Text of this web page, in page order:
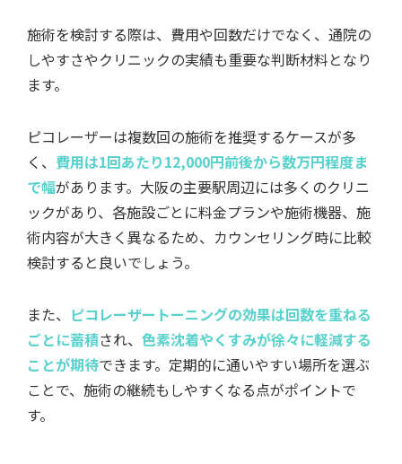
施術を検討する際は、費用や回数だけでなく、通院の
しやすさやクリニックの実績も重要な判断材料となり
ます。
ピコレーザーは複数回の施術を推奨するケースが多
く、 費用は1回あたり12,000円前後から数万円程度ま
で幅があります。大阪の主要駅周辺には多くのクリニ
ックがあり、各施設ごとに料金プランや施術機器、施
術内容が大きく異なるため、カウンセリング時に比較
検討すると良いでしょう。
また、 ピコレーザートーニングの効果は回数を重ねる
ごとに蓄積され、 色素沈着やくすみが徐々に軽減する
ことが期待できます。定期的に通いやすい場所を選ぶ
ことで、施術の継続もしやすくなる点がポイントで
す。